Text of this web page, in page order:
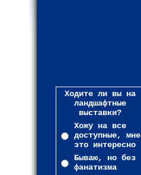
Ходите ли вы на
ландшафтные
выставки?
Хожу на все
доступные, мне
это интересно
Бываю, но без
фанатизма